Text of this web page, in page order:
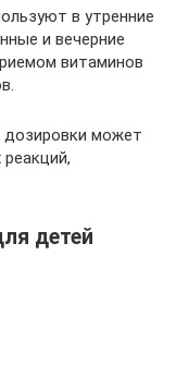
в утренние
и вечерние
витаминов
может
детей